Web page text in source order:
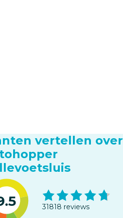
vertellen over
31818 reviews